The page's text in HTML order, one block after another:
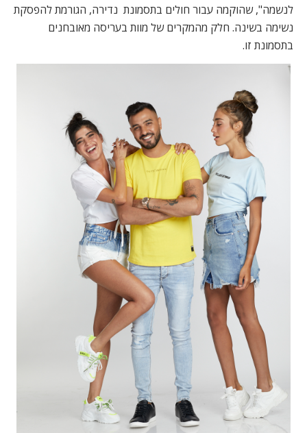
לנשמה", שהוקמה עבור חולים בתסמונת נדירה, הגורמת להפסקת
נשימה בשינה. חלק מהמקרים של מוות בעריסה מאובחנים
בתסמונת זו.